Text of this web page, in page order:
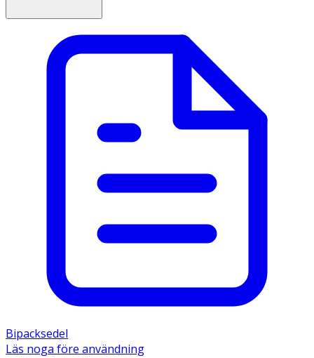
Bipacksedel
Läs noga före användning